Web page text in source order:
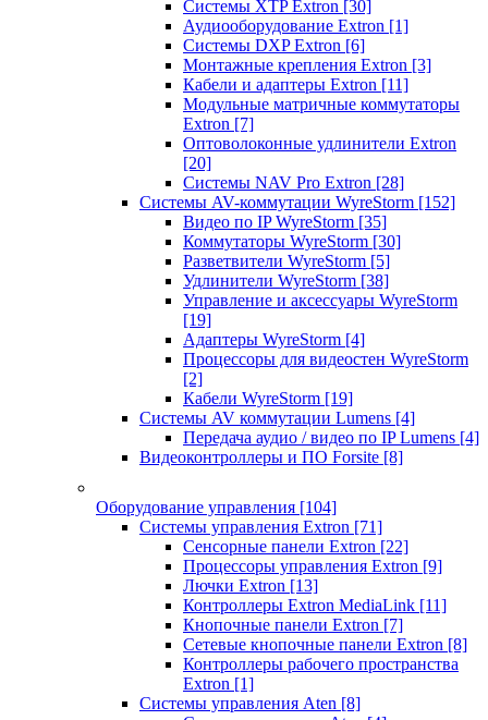
Системы XTP Extron [30]
Аудиооборудование Extron [1]
Системы DXP Extron [6]
Монтажные крепления Extron [3]
Кабели и адаптеры Extron [11]
Модульные матричные коммутаторы
Extron [7]
Оптоволоконные удлинители Extron
[20]
Системы NAV Pro Extron [28]
Системы AV-коммутации WyreStorm [152]
Видео по IP WyreStorm [35]
Коммутаторы WyreStorm [30]
Разветвители WyreStorm [5]
Удлинители WyreStorm [38]
Управление и аксессуары WyreStorm
[19]
Адаптеры WyreStorm [4]
Процессоры для видеостен WyreStorm
[2]
Кабели WyreStorm [19]
Системы AV коммутации Lumens [4]
Передача аудио / видео по IP Lumens [4]
Видеоконтроллеры и ПО Forsite [8]
Оборудование управления [104]
Системы управления Extron [71]
Сенсорные панели Extron [22]
Процессоры управления Extron [9]
Лючки Extron [13]
Контроллеры Extron MediaLink [11]
Кнопочные панели Extron [7]
Сетевые кнопочные панели Extron [8]
Контроллеры рабочего пространства
Extron [1]
Системы управления Aten [8]